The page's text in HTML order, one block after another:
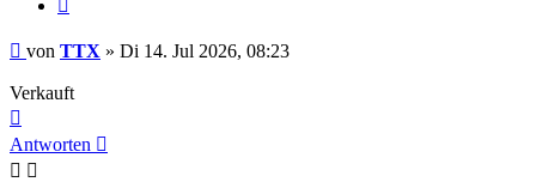
Beitrag
von TTX » Di 14. Jul 2026, 08:23
Verkauft
oben
Antworten